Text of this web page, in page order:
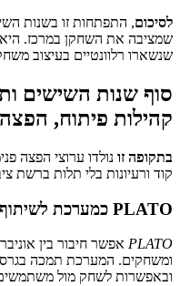
לסיכום, התפתחות זו בשנות
שמציבה את השחקן במרכז. היא
שנשארו רלוונטיים בעיצוב
סוף שנות השישים
קהילות פיתוח,
בתקופה זו נולדו ערוצי הפצה
קוד ורעיונות בלי תלות ברשת
PLATO כמערכת לשיתוף בין מוסדות
PLATO אפשר חיבור בין
ומשחקים. המערכת תמכה
ובאפשרות לשחק מול